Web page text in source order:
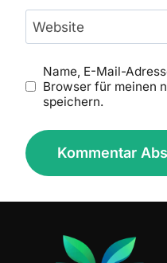
Website
Name, E-Mail-
Browser für meinen
speichern.